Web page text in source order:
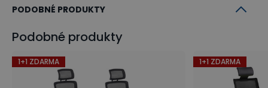
vaše správné držení těla při celodenní práci u
počítače. Předchází navíc únavě, migrénám a
PODOBNÉ PRODUKTY
Podobné produkty
1+1 ZDARMA 1+1 ZDARMA